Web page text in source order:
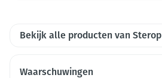
Bekijk alle producten van Sterop
Waarschuwingen